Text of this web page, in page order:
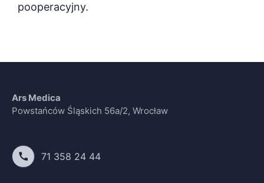
pooperacyjny.
Ars Medica
Powstańców Śląskich 56a/2, Wrocław
71 358 24 44